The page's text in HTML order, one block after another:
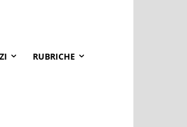
RUBRICHE